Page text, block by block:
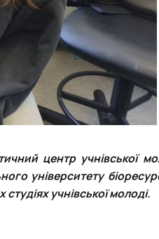
центр учнівської
університету
учнівської молоді.